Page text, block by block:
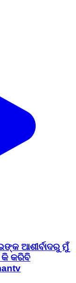
ଆଶୀର୍ବାଦରୁ ମୁଁ
କି କରିବି